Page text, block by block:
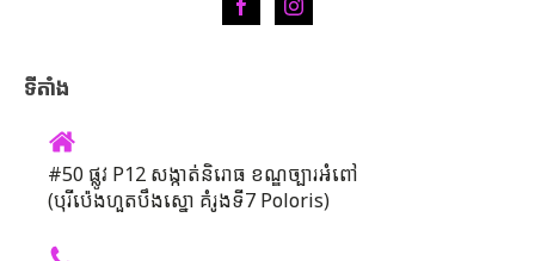
ទីតាំង
#50 ផ្លូវ P12 សង្កាត់និរោធ ខណ្ឌច្បារអំពៅ
(បុរីប៉េងហួតបឹងស្នោ គំរូងទី7 Poloris)